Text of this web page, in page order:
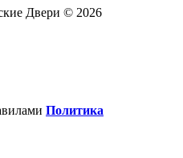
Двери © 2026
Политика